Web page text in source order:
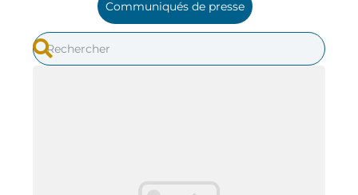
Communiqués de presse